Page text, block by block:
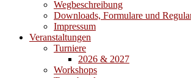
Wegbeschreibung
Downloads, Formulare und
Impressum
Veranstaltungen
Turniere
2026 & 2027
Workshops